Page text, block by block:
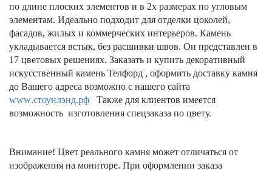
по длине плоских элементов и в 2х размерах по угловым
элементам. Идеально подходит для отделки цоколей,
фасадов, жилых и коммерческих интерьеров. Камень
укладывается встык, без расшивки швов. Он представлен в
17 цветовых решениях. Заказать и купить декоративный
искусственный камень Телфорд , оформить доставку камня
до Вашего адреса возможно с нашего сайта
www.стоунлэнд.рф Также для клиентов имеется
возможность изготовления спецзаказа по цвету.
Внимание! Цвет реального камня может отличаться от
изображения на мониторе. При оформлении заказа